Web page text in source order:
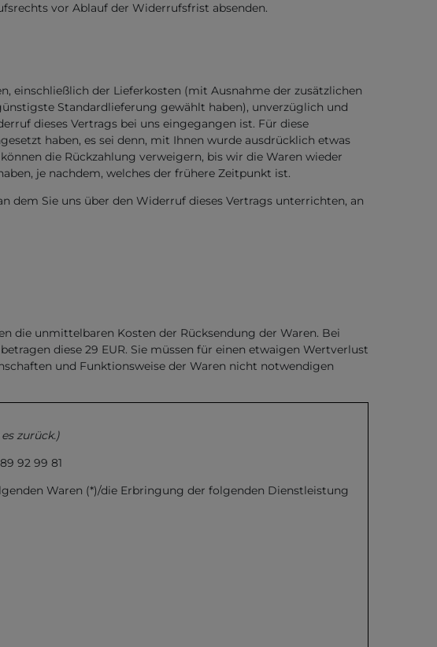
vor Ablauf der Widerrufsfrist absenden.
einschließlich der Lieferkosten (mit Ausnahme der zusätzlichen
Standardlieferung gewählt haben), unverzüglich und
dieses Vertrags bei uns eingegangen ist. Für diese
haben, es sei denn, mit Ihnen wurde ausdrücklich etwas
die Rückzahlung verweigern, bis wir die Waren wieder
je nachdem, welches der frühere Zeitpunkt ist.
dem Sie uns über den Widerruf dieses Vertrags unterrichten, an
die unmittelbaren Kosten der Rücksendung der Waren. Bei
diese 29 EUR. Sie müssen für einen etwaigen Wertverlust
und Funktionsweise der Waren nicht notwendigen
zurück.)
92 99 81
Waren (*)/die Erbringung der folgenden Dienstleistung